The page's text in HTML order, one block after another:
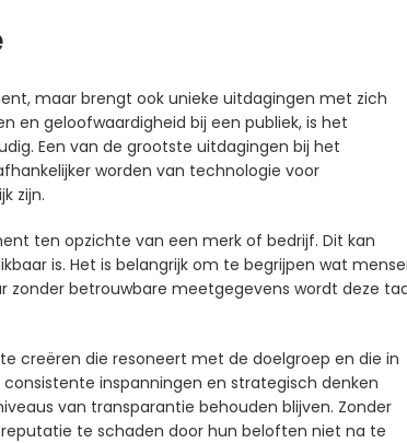
maar brengt ook unieke uitdagingen met zich
en geloofwaardigheid bij een publiek, is het
Een van de grootste uitdagingen bij het
worden van technologie voor
zijn.
ten opzichte van een merk of bedrijf. Dit kan
is. Het is belangrijk om te begrijpen wat
betrouwbare meetgegevens wordt deze
creëren die resoneert met de doelgroep en die in
inspanningen en strategisch denken
van transparantie behouden blijven. Zonder
te schaden door hun beloften niet na te